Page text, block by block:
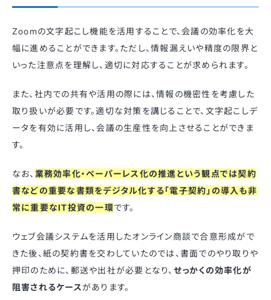
Zoomの文字起こし機能を活用することで、会議の効率化を大
幅に進めることができます。ただし、情報漏えいや精度の限界と
いった注意点を理解し、適切に対応することが求められます。
また、社内での共有や活用の際には、情報の機密性を考慮した
取り扱いが必要です。適切な対策を講じることで、文字起こしデ
ータを有効に活用し、会議の生産性を向上させることができま
す。
なお、 業務効率化・ペーパーレス化の推進という観点では契約
書などの重要な書類をデジタル化する「電子契約」の導入も非
常に重要なIT投資の一環です。
ウェブ会議システムを活用したオンライン商談で合意形成がで
きた後、紙の契約書を交わしていたのでは、書面でのやり取りや
押印のために、郵送や出社が必要となり、 せっかくの効率化が
阻害されるケースがあります。